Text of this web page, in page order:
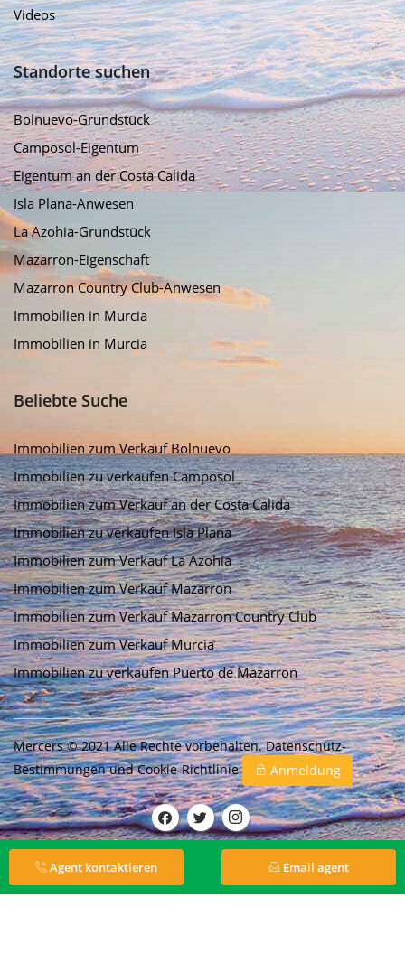
Videos
Standorte suchen
Bolnuevo-Grundstück
Camposol-Eigentum
Eigentum an der Costa Calida
Isla Plana-Anwesen
La Azohia-Grundstück
Mazarron-Eigenschaft
Mazarron Country Club-Anwesen
Immobilien in Murcia
Immobilien in Murcia
Beliebte Suche
Immobilien zum Verkauf Bolnuevo
Immobilien zu verkaufen Camposol
Immobilien zum Verkauf an der Costa Calida
Immobilien zu verkaufen Isla Plana
Immobilien zum Verkauf La Azohia
Immobilien zum Verkauf Mazarron
Immobilien zum Verkauf Mazarron Country Club
Immobilien zum Verkauf Murcia
Immobilien zu verkaufen Puerto de Mazarron
Mercers © 2021 Alle Rechte vorbehalten.Datenschutz-
BestimmungenundCookie-Richtlinie Anmeldung
Agent kontaktieren Email agent